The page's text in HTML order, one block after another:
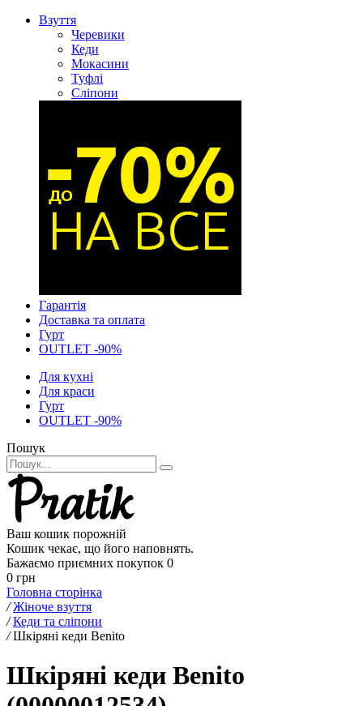
Взуття
Черевики
Кеди
Мокасини
Туфлі
Сліпони
Гарантія
Доставка та оплата
Гурт
OUTLET -90%
Для кухні
Для краси
Гурт
OUTLET -90%
Пошук
Ваш кошик порожній
Кошик чекає, що його наповнять.
Бажаємо приємних покупок 0
0 грн
Головна сторінка
/ Жіноче взуття
/ Кеди та сліпони
/ Шкіряні кеди Benito
Шкіряні кеди Benito